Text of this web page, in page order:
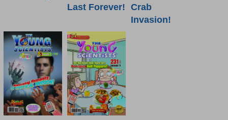
Last Forever! Crab
Invasion!